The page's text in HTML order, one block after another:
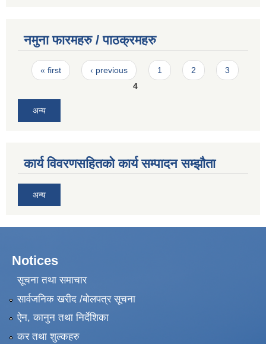
नमुना फारमहरु / पाठक्रमहरु
Pages
« first ‹ previous 1 2
3
4
अन्य
कार्य विवरणसहितको कार्य सम्पादन सम्झौता
अन्य
Notices
सूचना तथा समाचार
सार्वजनिक खरीद /बोलपत्र सूचना
ऐन, कानुन तथा निर्देशिका
कर तथा शुल्कहरु